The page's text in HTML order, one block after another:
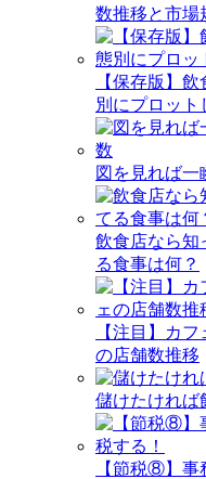
数推移と市場
【保存版】
別にプロット
図を見れば一
飲食店なら知
る食事は何？
【注目】カ
の店舗数推移
儲けたければ
【節税⑧】事